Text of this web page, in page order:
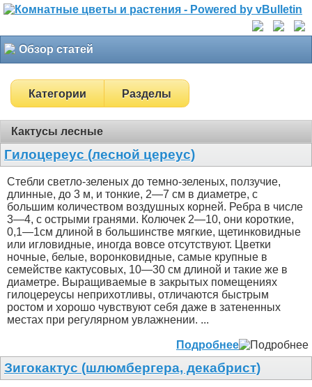
Обзор статей
Категории Разделы
Кактусы лесные
Гилоцереус (лесной цереус)
Стебли светло-зеленых до темно-зеленых, ползучие,
длинные, до 3 м, и тонкие, 2—7 см в диаметре, с
большим количеством воздушных корней. Ребра в числе
3—4, с острыми гранями. Колючек 2—10, они короткие,
0,1—1см длиной в большинстве мягкие, щетинковидные
или игловидные, иногда вовсе отсутствуют. Цветки
ночные, белые, воронковидные, самые крупные в
семействе кактусовых, 10—30 см длиной и такие же в
диаметре. Выращиваемые в закрытых помещениях
гилоцереусы неприхотливы, отличаются быстрым
ростом и хорошо чувствуют себя даже в затененных
местах при регулярном увлажнении. ...
Подробнее
Зигокактус (шлюмбергера, декабрист)